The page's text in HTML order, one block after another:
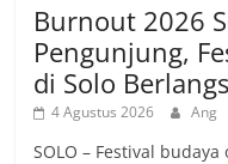
Burnout 2026
Pengunjung,
di Solo
4 Agustus 2026 Ang
SOLO – Festival